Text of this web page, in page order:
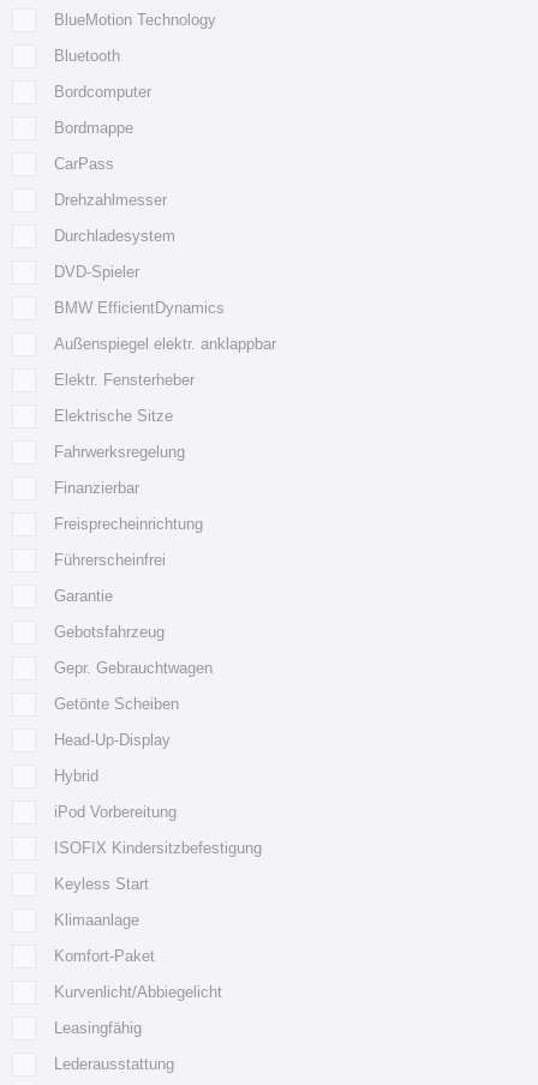
BlueMotion Technology
Bluetooth
Bordcomputer
Bordmappe
CarPass
Drehzahlmesser
Durchladesystem
DVD-Spieler
BMW EfficientDynamics
Außenspiegel elektr. anklappbar
Elektr. Fensterheber
Elektrische Sitze
Fahrwerksregelung
Finanzierbar
Freisprecheinrichtung
Führerscheinfrei
Garantie
Gebotsfahrzeug
Gepr. Gebrauchtwagen
Getönte Scheiben
Head-Up-Display
Hybrid
iPod Vorbereitung
ISOFIX Kindersitzbefestigung
Keyless Start
Klimaanlage
Komfort-Paket
Kurvenlicht/Abbiegelicht
Leasingfähig
Lederausstattung